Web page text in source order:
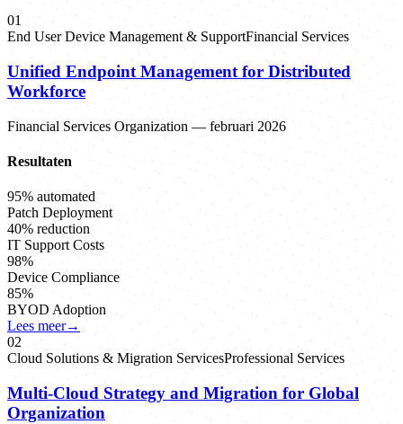
01
End User Device Management & SupportFinancial Services
Unified Endpoint Management for Distributed
Workforce
Financial Services Organization — februari 2026
Resultaten
95% automated
Patch Deployment
40% reduction
IT Support Costs
98%
Device Compliance
85%
BYOD Adoption
Lees meer→
02
Cloud Solutions & Migration ServicesProfessional Services
Multi-Cloud Strategy and Migration for Global
Organization